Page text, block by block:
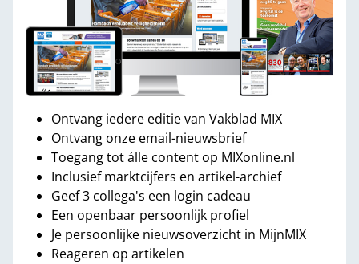
Ontvang iedere editie van Vakblad MIX
Ontvang onze email-nieuwsbrief
Toegang tot álle content op MIXonline.nl
Inclusief marktcijfers en artikel-archief
Geef 3 collega's een login cadeau
Een openbaar persoonlijk profiel
Je persoonlijke nieuwsoverzicht in MijnMIX
Reageren op artikelen